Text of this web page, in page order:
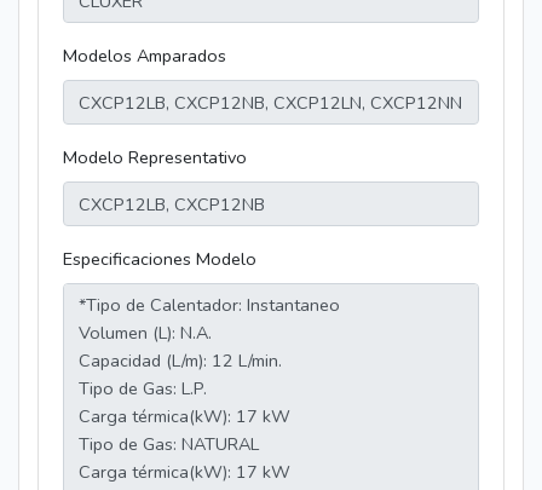
Modelos Amparados
Modelo Representativo
Especificaciones Modelo